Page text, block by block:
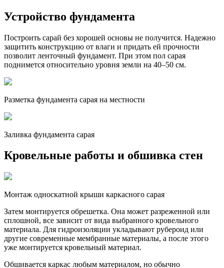
Устройство фундамента
Построить сарай без хорошей основы не получится. Надежно
защитить конструкцию от влаги и придать ей прочности
позволит ленточный фундамент. При этом пол сарая
поднимется относительно уровня земли на 40–50 см.
Разметка фундамента сарая на местности
Заливка фундамента сарая
Кровельные работы и обшивка стен
Монтаж односкатной крыши каркасного сарая
Затем монтируется обрешетка. Она может разреженной или
сплошной, все зависит от вида выбранного кровельного
материала. Для гидроизоляции укладывают рубероид или
другие современные мембранные материалы, а после этого
уже монтируется кровельный материал.
Обшивается каркас любым материалом, но обычно